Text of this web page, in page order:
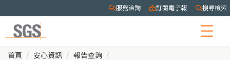
服務洽詢 訂閱電子報 搜尋檢索
首頁 安心資訊 報告查詢